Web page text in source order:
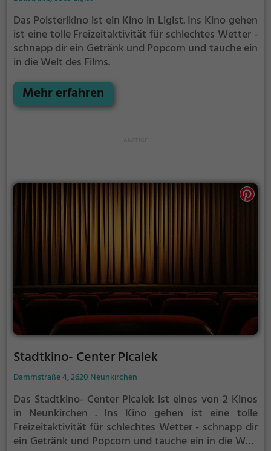
Das Polsterlkino ist ein Kino in Ligist.Ins Kino gehen
ist eine tolle Freizeitaktivität für schlechtes Wetter -
schnapp dir ein Getränk und Popcorn und tauche ein
in die Welt des Films.
Mehr erfahren
Stadtkino- Center Picalek
Dammstraße 4, 2620 Neunkirchen
Das Stadtkino- Center Picalek ist eines von 2 Kinos
in Neunkirchen . Ins Kino gehen ist eine tolle
Freizeitaktivität für schlechtes Wetter - schnapp dir
ein Getränk und Popcorn und tauche ein in die Welt